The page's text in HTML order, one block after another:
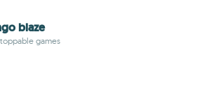
blaze
games